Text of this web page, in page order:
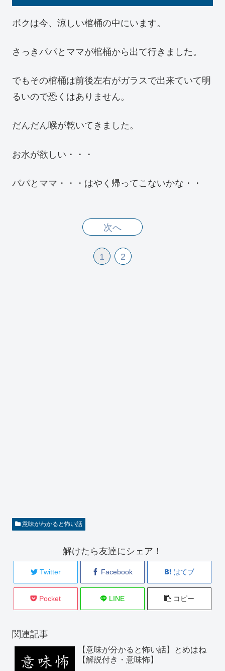
ボクは今、涼しい棺桶の中にいます。
さっきパパとママが棺桶から出て行きました。
でもその棺桶は前後左右がガラスで出来ていて明
るいので恐くはありません。
だんだん喉が乾いてきました。
お水が欲しい・・・
パパとママ・・・はやく帰ってこないかな・・
次へ
1 2
意味がわかると怖い話
解けたら友達にシェア！
Twitter Facebook はてブ
Pocket LINE コピー
関連記事
【意味が分かると怖い話】とめはね
【解説付き・意味怖】